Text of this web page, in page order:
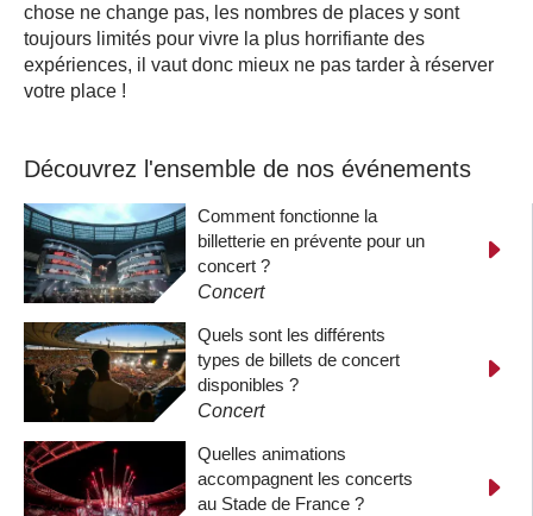
chose ne change pas, les nombres de places y sont
toujours limités pour vivre la plus horrifiante des
expériences, il vaut donc mieux ne pas tarder à réserver
votre place !
Découvrez l'ensemble de nos événements
Comment fonctionne la
billetterie en prévente pour un
concert ?
Concert
Quels sont les différents
types de billets de concert
disponibles ?
Concert
Quelles animations
accompagnent les concerts
au Stade de France ?